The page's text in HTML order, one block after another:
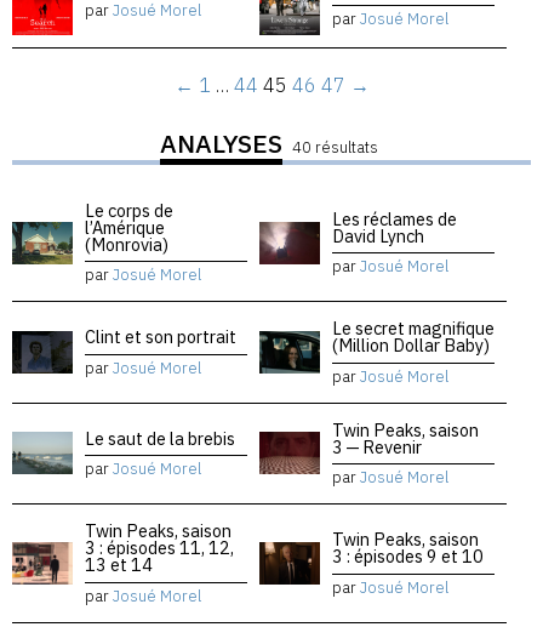
parJosué Morel parJosué Morel
← 1 … 44 45 46 47 →
ANALYSES 40 résultats
Le corps de
l’Amérique
(Monrovia)
parJosué Morel
Les réclames de
David Lynch
parJosué Morel
Clint et son portrait
parJosué Morel
Le secret magnifique
(Million Dollar Baby)
parJosué Morel
Le saut de la brebis
parJosué Morel
Twin Peaks, saison
3 — Revenir
parJosué Morel
Twin Peaks, saison
3 : épisodes 11, 12,
13 et 14
parJosué Morel
Twin Peaks, saison
3 : épisodes 9 et 10
parJosué Morel